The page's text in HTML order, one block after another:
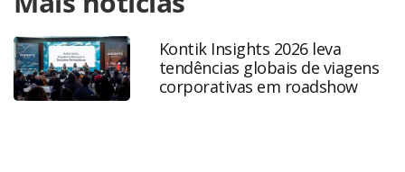
corporativas/eventos/2021/02/lacte-16-tem-gamificacao-
com-beneficio-exclusivo-aos-gestores_179722.html ou as
ferramentas oferecidas na página. Todo o conteúdo
produzido pela PANROTAS Editora é protegido pela
legislação brasileira sobre direito autoral. Não reproduza o
Kontik Insights 2026 leva
tendências globais de viagens
corporativas em roadshow